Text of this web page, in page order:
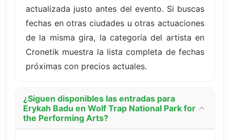
actualizada justo antes del evento. Si buscas
fechas en otras ciudades u otras actuaciones
de la misma gira, la categoría del artista en
Cronetik muestra la lista completa de fechas
próximas con precios actuales.
¿Siguen disponibles las entradas para
Erykah Badu en Wolf Trap National Park for
the Performing Arts?